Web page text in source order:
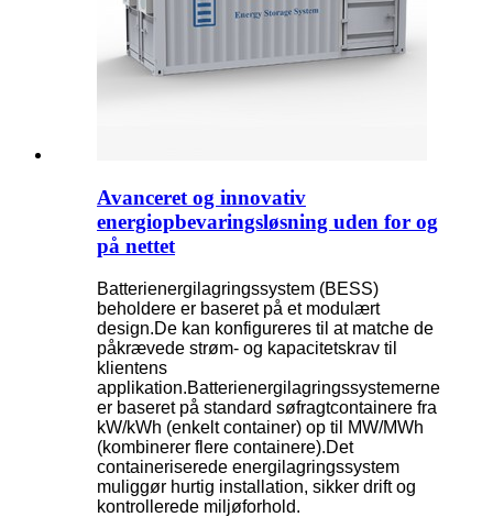
Avanceret og innovativ
energiopbevaringsløsning uden for og
på nettet
Batterienergilagringssystem (BESS)
beholdere er baseret på et modulært
design.De kan konfigureres til at matche de
påkrævede strøm- og kapacitetskrav til
klientens
applikation.Batterienergilagringssystemerne
er baseret på standard søfragtcontainere fra
kW/kWh (enkelt container) op til MW/MWh
(kombinerer flere containere).Det
containeriserede energilagringssystem
muliggør hurtig installation, sikker drift og
kontrollerede miljøforhold.